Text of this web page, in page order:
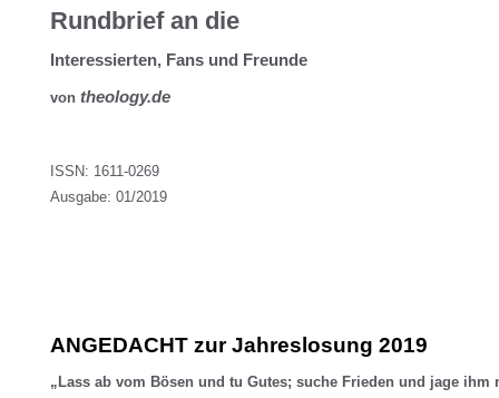
Rundbrief an die
Interessierten, Fans und Freunde
von theology.de
ISSN: 1611-0269
Ausgabe: 01/2019
ANGEDACHT zur Jahreslosung 2019
„Lass ab vom Bösen und tu Gutes; suche Frieden und jage ihm